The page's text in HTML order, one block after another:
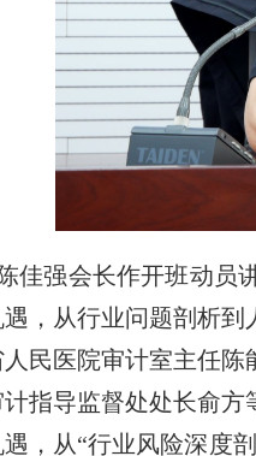
佳强会长作开班动员
，从行业问题剖析
民医院审计室主任陈
指导监督处处长俞
，从“行业风险深度